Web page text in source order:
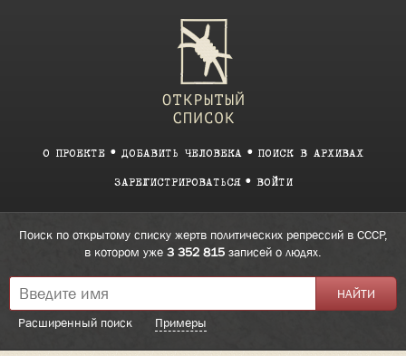
О ПРОЕКТЕ ДОБАВИТЬ ЧЕЛОВЕКА ПОИСК В АРХИВАХ
ЗАРЕГИСТРИРОВАТЬСЯ ВОЙТИ
Поиск по открытому списку жертв политических репрессий в СССР,
в котором уже 3 352 815 записей о людях.
Расширенный поиск Примеры